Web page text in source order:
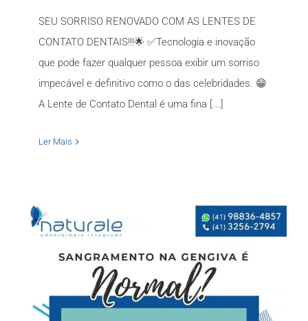
SEU SORRISO RENOVADO COM AS LENTES DE
CONTATO DENTAIS!!!🌟 ✅Tecnologia e inovação
que pode fazer qualquer pessoa exibir um sorriso
impecável e definitivo como o das celebridades. 😁
A Lente de Contato Dental é uma fina [...]
Ler Mais